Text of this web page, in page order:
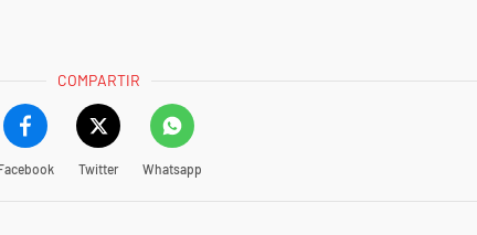
COMPARTIR
Twitter Whatsapp